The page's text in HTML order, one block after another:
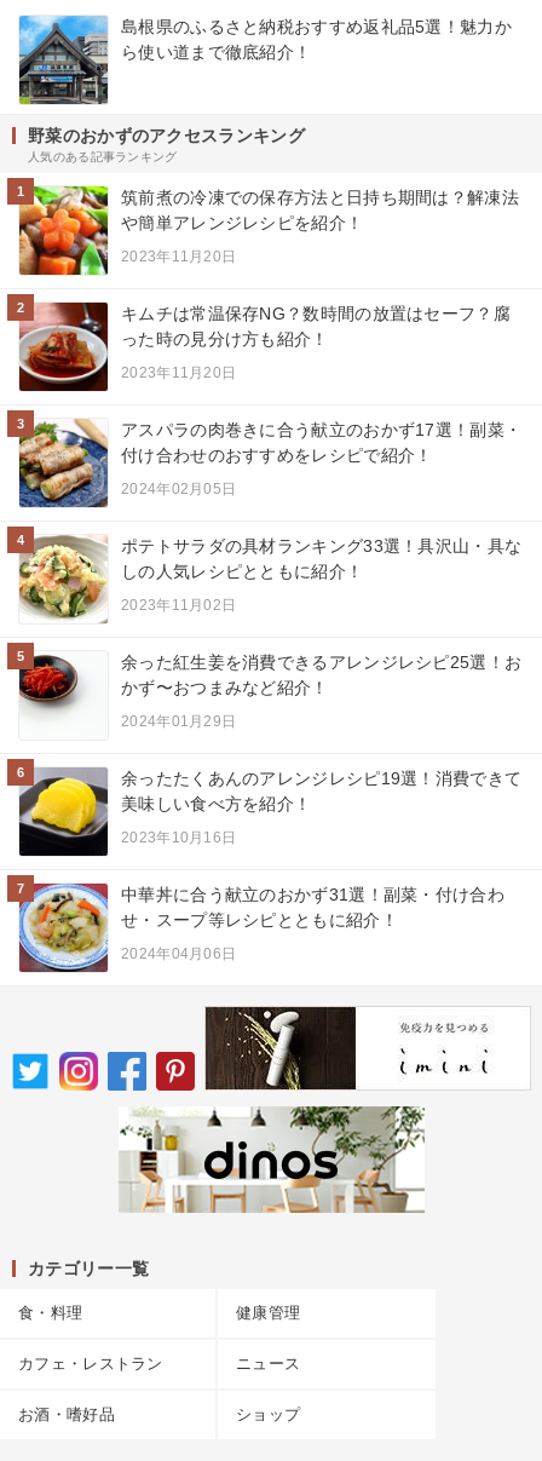
島根県のふるさと納税おすすめ返礼品5選！魅力か
ら使い道まで徹底紹介！
野菜のおかずのアクセスランキング
人気のある記事ランキング
1
筑前煮の冷凍での保存方法と日持ち期間は？解凍法
や簡単アレンジレシピを紹介！
2023年11月20日
2
キムチは常温保存NG？数時間の放置はセーフ？腐
った時の見分け方も紹介！
2023年11月20日
3
アスパラの肉巻きに合う献立のおかず17選！副菜・
付け合わせのおすすめをレシピで紹介！
2024年02月05日
4
ポテトサラダの具材ランキング33選！具沢山・具な
しの人気レシピとともに紹介！
2023年11月02日
5
余った紅生姜を消費できるアレンジレシピ25選！お
かず〜おつまみなど紹介！
2024年01月29日
6
余ったたくあんのアレンジレシピ19選！消費できて
美味しい食べ方を紹介！
2023年10月16日
7
中華丼に合う献立のおかず31選！副菜・付け合わ
せ・スープ等レシピとともに紹介！
2024年04月06日
カテゴリー一覧
食・料理 健康管理
カフェ・レストラン ニュース
お酒・嗜好品 ショップ